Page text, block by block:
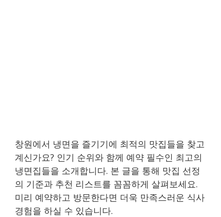
창원에서 냉면을 즐기기에 최적의 맛집들을 찾고
계신가요? 인기 순위와 함께 예약 필수인 최고의
냉면집들을 소개합니다. 본 글을 통해 맛집 선정
의 기준과 추천 리스트를 꼼꼼하게 살펴보세요.
미리 예약하고 방문한다면 더욱 만족스러운 식사
경험을 하실 수 있습니다.